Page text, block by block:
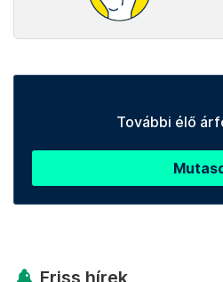
További élő
Friss hírek